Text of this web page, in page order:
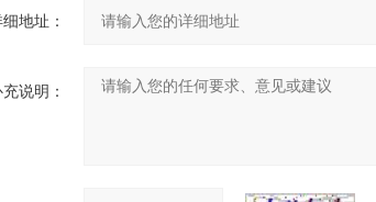
地址：
说明：